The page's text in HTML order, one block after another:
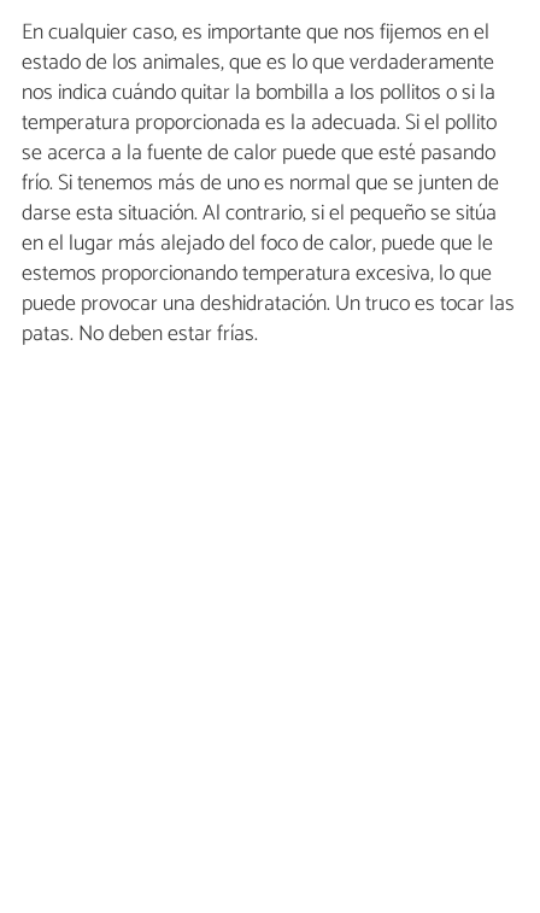
En cualquier caso, es importante que nos fijemos en el
estado de los animales, que es lo que verdaderamente
nos indica cuándo quitar la bombilla a los pollitos o si la
temperatura proporcionada es la adecuada. Si el pollito
se acerca a la fuente de calor puede que esté pasando
frío. Si tenemos más de uno es normal que se junten de
darse esta situación. Al contrario, si el pequeño se sitúa
en el lugar más alejado del foco de calor, puede que le
estemos proporcionando temperatura excesiva, lo que
puede provocar una deshidratación. Un truco es tocar las
patas. No deben estar frías.